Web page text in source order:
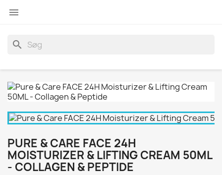

search
PURE & CARE FACE 24H
MOISTURIZER & LIFTING CREAM 50ML
- COLLAGEN & PEPTIDE